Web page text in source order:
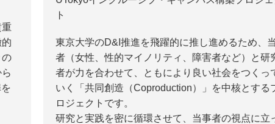
東京大学のD&I推進を飛躍的に推し進めるため、当事
者（女性、性的マイノリティ、障害者など）と研究
者が力を合わせて、ともにより良い社会をつくって
いく「共同創造（Coproduction）」を中核とするプ
ロジェクトです。
研究と実践を密に循環させて、当事者の視点に立っ